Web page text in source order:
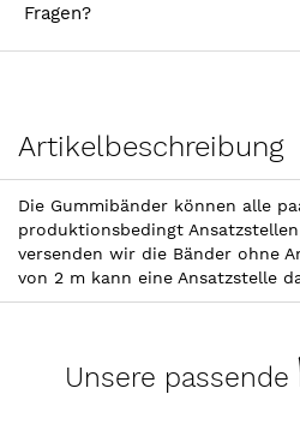
Fragen?
Artikelbeschreibung
Die Gummibänder können alle
produktionsbedingt
versenden wir die Bänder ohne
von 2 m kann eine Ansatzstelle
Unsere passende